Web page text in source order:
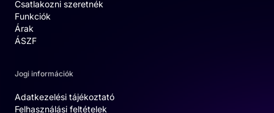
Csatlakozni szeretnék
Funkciók
Árak
ÁSZF
Jogi információk
Adatkezelési tájékoztató
Felhasználási feltételek